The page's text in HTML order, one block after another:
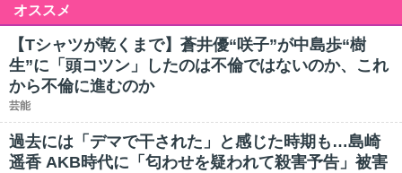
オススメ
【Tシャツが乾くまで】蒼井優“咲子”が中島歩“樹
生”に「頭コツン」したのは不倫ではないのか、これ
から不倫に進むのか
芸能
過去には「デマで干された」と感じた時期も…島崎
遥香 AKB時代に「匂わせを疑われて殺害予告」被害